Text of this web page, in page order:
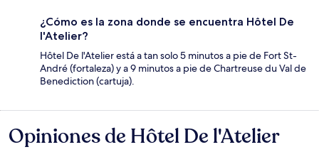
¿Cómo es la zona donde se encuentra Hôtel De
l'Atelier?
Hôtel De l'Atelier está a tan solo 5 minutos a pie de Fort St-
André (fortaleza) y a 9 minutos a pie de Chartreuse du Val de
Benediction (cartuja).
Opiniones
Opiniones de Hôtel De l'Atelier